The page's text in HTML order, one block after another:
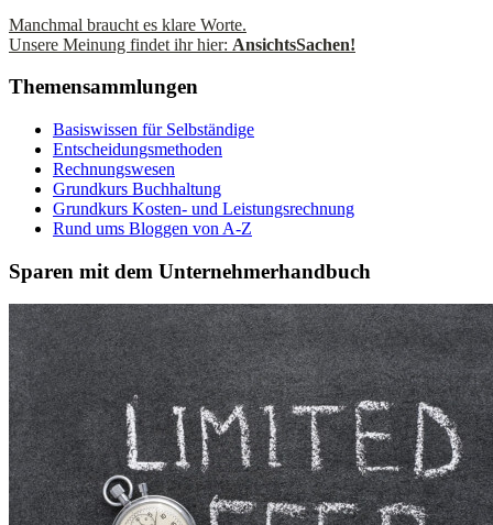
Manchmal braucht es klare Worte.
Unsere Meinung findet ihr hier: AnsichtsSachen!
Themensammlungen
Basiswissen für Selbständige
Entscheidungsmethoden
Rechnungswesen
Grundkurs Buchhaltung
Grundkurs Kosten- und Leistungsrechnung
Rund ums Bloggen von A-Z
Sparen mit dem Unternehmerhandbuch